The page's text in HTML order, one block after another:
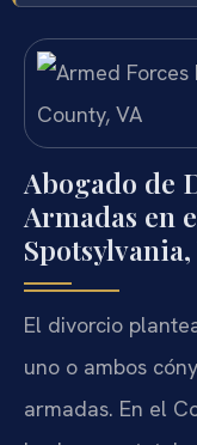
Abogado de
Armadas en
El divorcio
uno o ambos
armadas. En el